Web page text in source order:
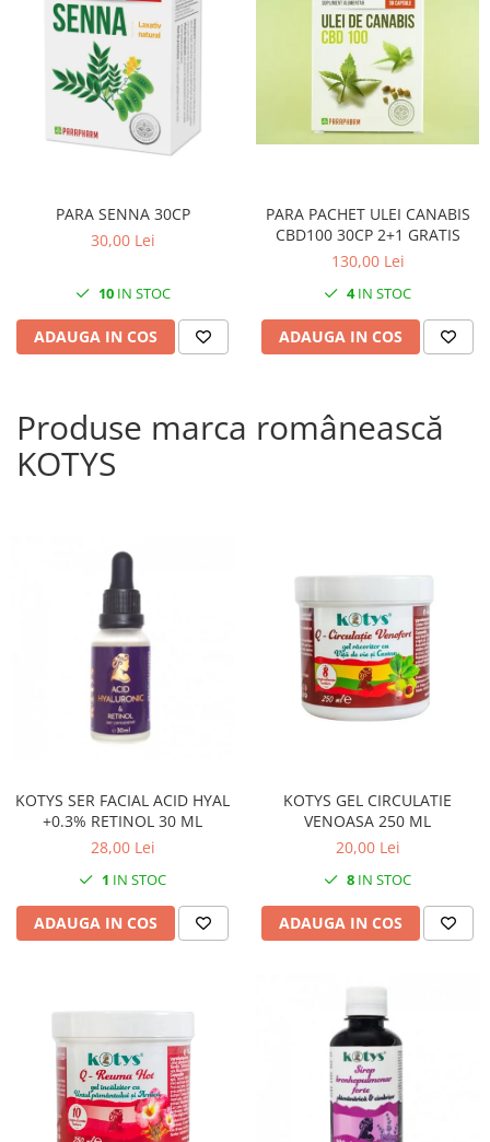
PARA SENNA 30CP
30,00 Lei
10IN STOC
ADAUGA IN COS
PARA PACHET ULEI CANABIS
CBD100 30CP 2+1 GRATIS
130,00 Lei
4IN STOC
ADAUGA IN COS
Produse marca românească
KOTYS
KOTYS SER FACIAL ACID HYAL
+0.3% RETINOL 30 ML
28,00 Lei
1 IN STOC
ADAUGA IN COS
KOTYS GEL CIRCULATIE
VENOASA 250 ML
20,00 Lei
8 IN STOC
ADAUGA IN COS